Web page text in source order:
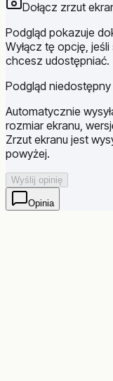
Dołącz zrzut
Podgląd pokazuje
Wyłącz tę opcję,
chcesz udostępniać.
Podgląd niedostępny
Automatycznie
rozmiar ekranu,
Zrzut ekranu jest
powyżej.
Wyślij opinię
Opinia